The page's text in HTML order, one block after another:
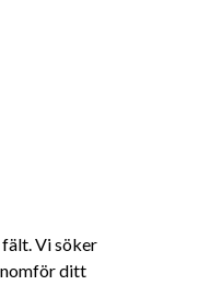
Vi söker
ditt